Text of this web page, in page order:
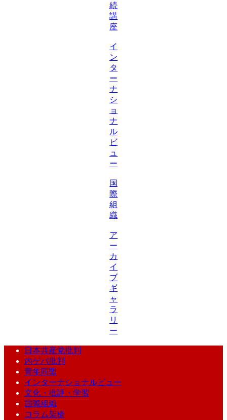
続
講
座
イ
ン
タ
ー
ナ
シ
ョ
ナ
ル
ビ
ュ
ー
国
際
組
織
ア
ー
カ
イ
ブ
ギ
ャ
ラ
リ
ー
日本共産党批判
内ゲバ批判
青年同盟
インターナショナルビュー
文化・批評・学習
国際組織
コラム架橋